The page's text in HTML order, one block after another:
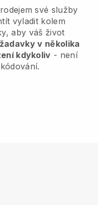
své služby
vyladit kolem
aby váš život
v několika
kdykoliv - není